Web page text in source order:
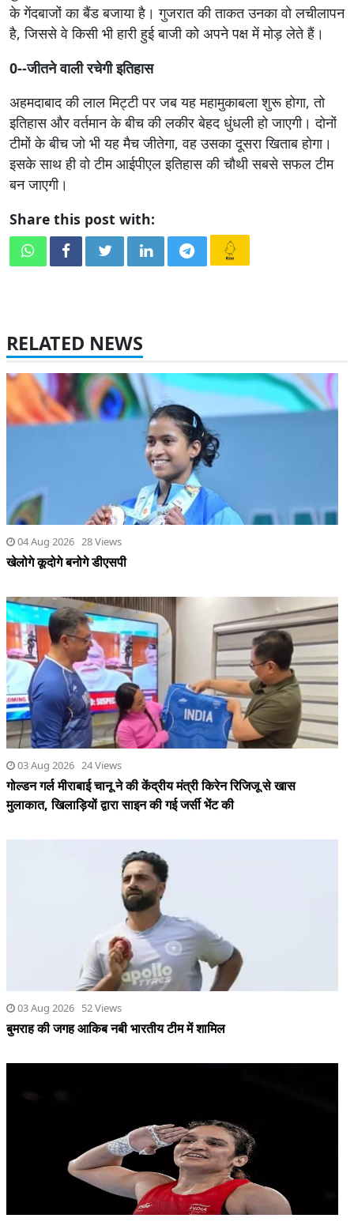
के गेंदबाजों का बैंड बजाया है। गुजरात की ताकत उनका वो लचीलापन
है, जिससे वे किसी भी हारी हुई बाजी को अपने पक्ष में मोड़ लेते हैं।
0--जीतने वाली रचेगी इतिहास
अहमदाबाद की लाल मिट्टी पर जब यह महामुकाबला शुरू होगा, तो
इतिहास और वर्तमान के बीच की लकीर बेहद धुंधली हो जाएगी। दोनों
टीमों के बीच जो भी यह मैच जीतेगा, वह उसका दूसरा खिताब होगा।
इसके साथ ही वो टीम आईपीएल इतिहास की चौथी सबसे सफल टीम
बन जाएगी।
Share this post with:
RELATED NEWS
04 Aug 2026 28 Views
खेलोगे कूदोगे बनोगे डीएसपी
03 Aug 2026 24 Views
गोल्डन गर्ल मीराबाई चानू ने की केंद्रीय मंत्री किरेन रिजिजू से खास
मुलाकात, खिलाड़ियों द्वारा साइन की गई जर्सी भेंट की
03 Aug 2026 52 Views
बुमराह की जगह आकिब नबी भारतीय टीम में शामिल